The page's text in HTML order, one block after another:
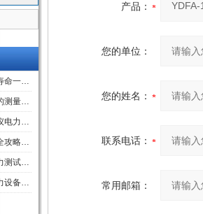
断路器触头压力仪的使用寿命一般是多久？
户外隔离开关压力检测仪的测量数据如何与GIS系统对接实现智能化运维？
隔离开关触指头压力测试仪电力系统安全运行的“定海神针”
开关触指压力测量仪操作全攻略：从准备到精准测量的实战指南
户外高压隔离开关触指压力测试仪的作用与价值
开关触指头压力测试仪电力设备安全的“隐形守护者”
产品：
您的单位：
您的姓名：
联系电话：
常用邮箱：